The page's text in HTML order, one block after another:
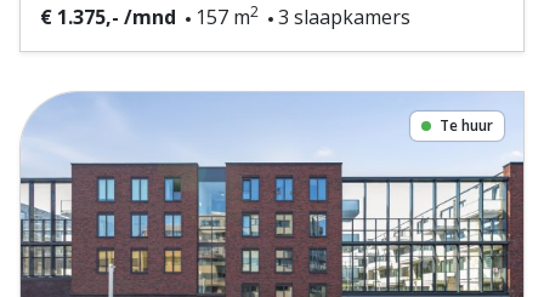
€ 1.375,- /mnd 157 m2 3 slaapkamers
Te huur